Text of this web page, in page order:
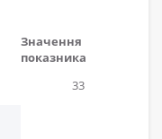
Значення
показника
33